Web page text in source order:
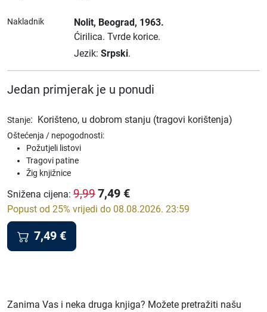
Nakladnik Nolit, Beograd, 1963.
Ćirilica. Tvrde korice.
Jezik: Srpski.
Jedan primjerak je u ponudi
Stanje: Korišteno, u dobrom stanju (tragovi korištenja)
Oštećenja / nepogodnosti:
Požutjeli listovi
Tragovi patine
Žig knjižnice
Snižena cijena: 9,997,49 €
Popust od 25% vrijedi do 08.08.2026. 23:59
7,49 €
Zanima Vas i neka druga knjiga? Možete pretražiti našu